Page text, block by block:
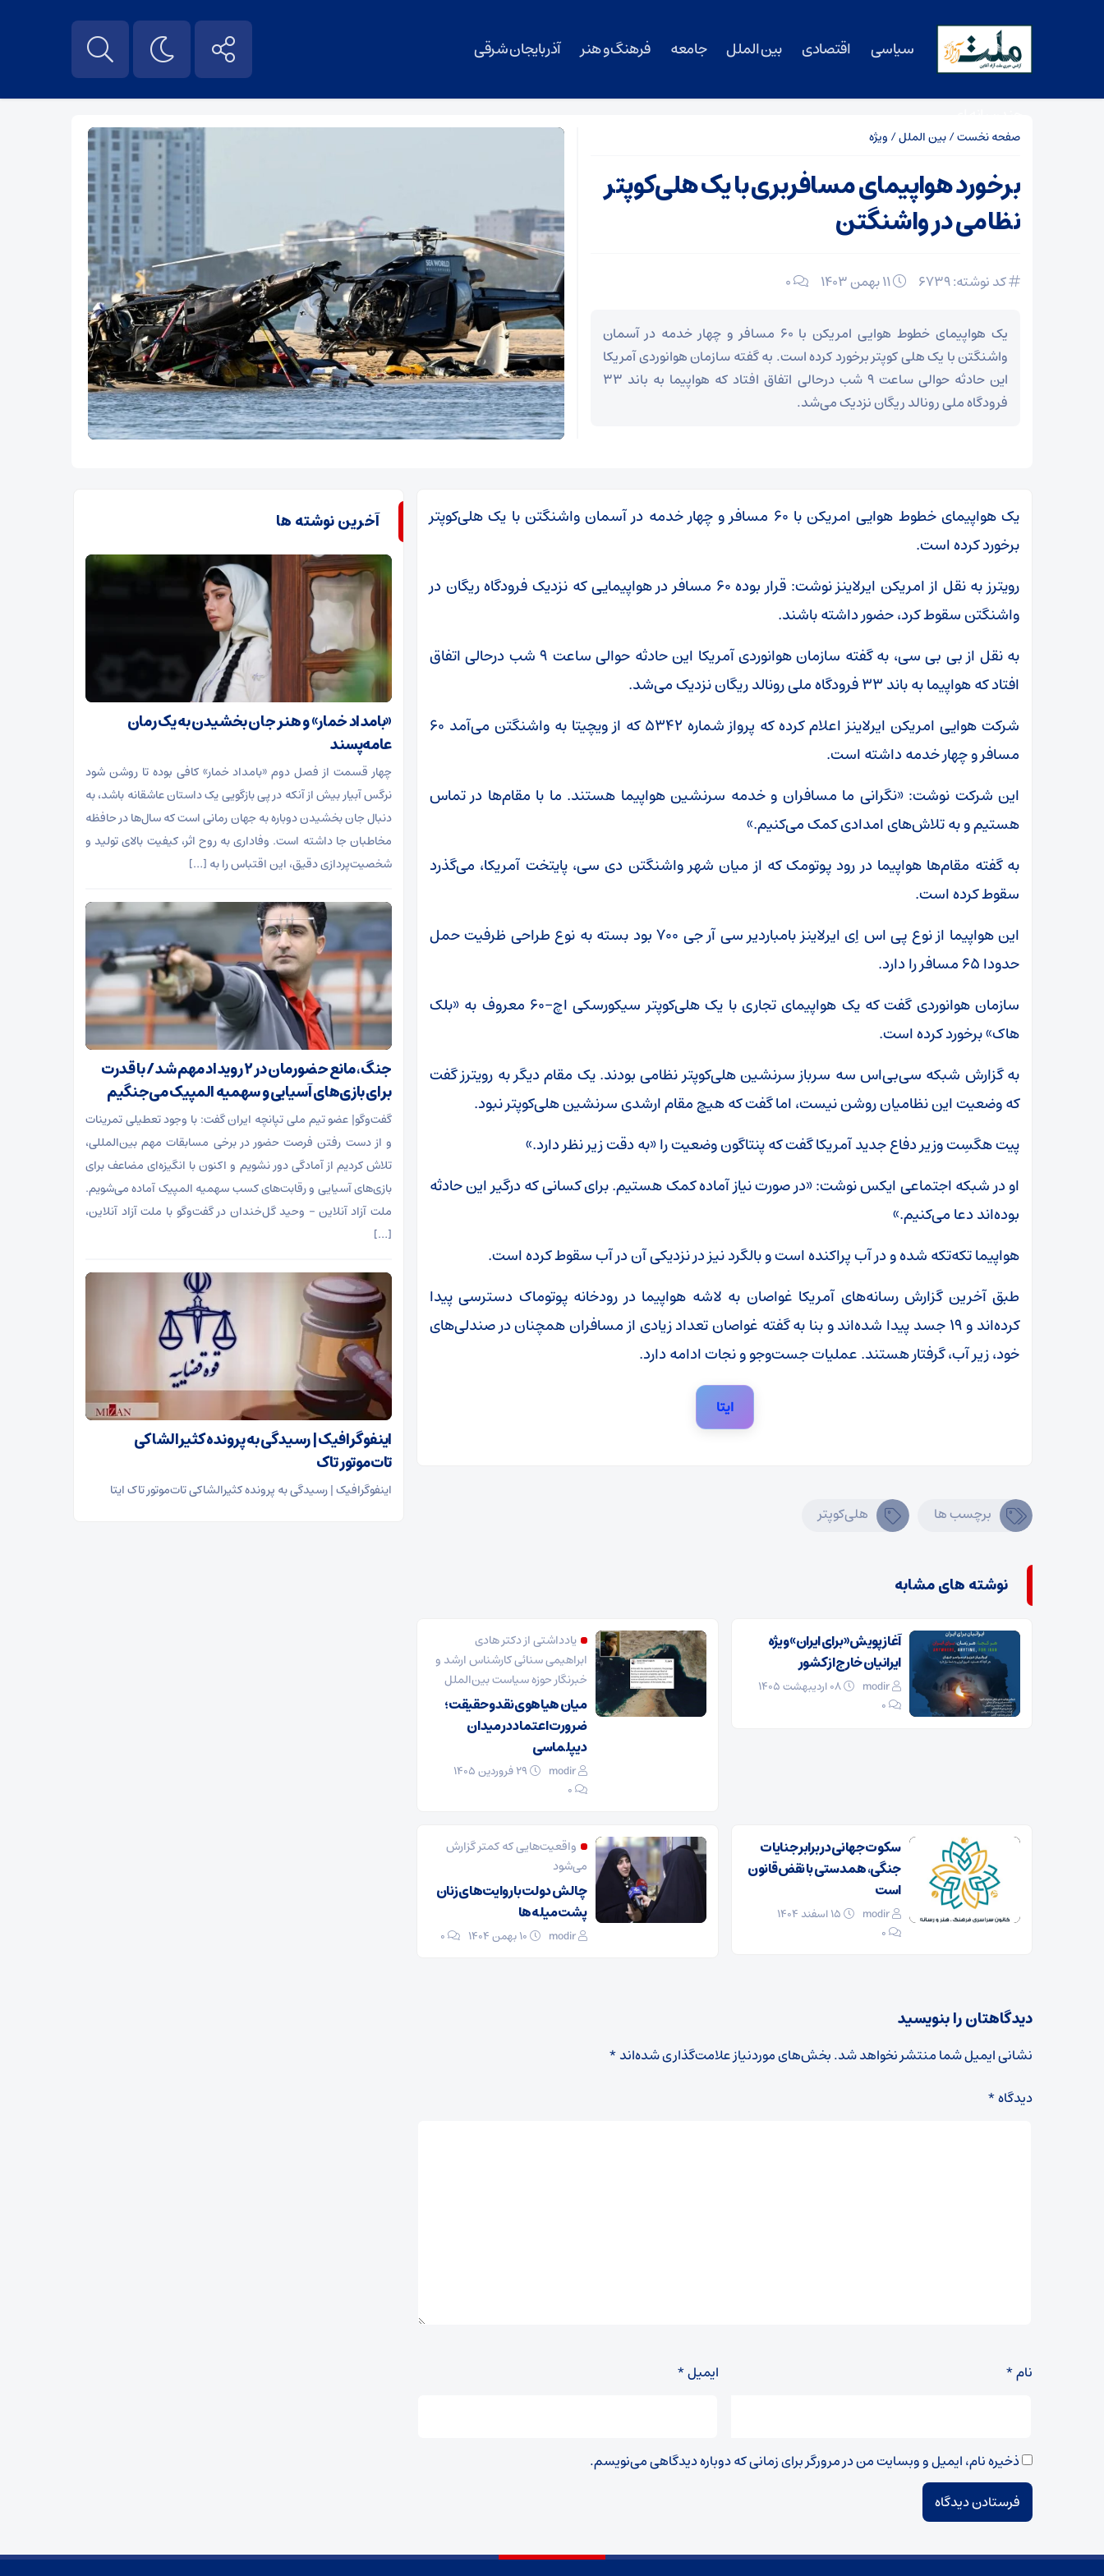
سیاسی اقتصادی بین الملل جامعه فرهنگ و هنر آذربایجان شرقی
صفحه نخست/بین الملل/ ویژه
برخورد هواپیمای مسافربری با یک هلی‌کوپتر
نظامی در واشنگتن
کد نوشته: 6739 0
یک هواپیمای خطوط هوایی امریکن با ۶۰ مسافر و چهار خدمه در آسمان
واشنگتن با یک هلی کوپتر برخورد کرده است. به گفته سازمان هوانوردی آمریکا
این حادثه حوالی ساعت ۹ شب درحالی اتفاق افتاد که هواپیما به باند ۳۳
فرودگاه ملی رونالد ریگان نزدیک می‌شد.
یک هواپیمای خطوط هوایی امریکن با ۶۰ مسافر و چهار خدمه در آسمان واشنگتن با یک هلی‌کوپتر
برخورد کرده است.
رویترز به نقل از امریکن ایرلاینز نوشت: قرار بوده ۶۰ مسافر در هواپیمایی که نزدیک فرودگاه ریگان در
واشنگتن سقوط کرد، حضور داشته باشند.
به نقل از بی بی سی، به گفته سازمان هوانوردی آمریکا این حادثه حوالی ساعت ۹ شب درحالی اتفاق
افتاد که هواپیما به باند ۳۳ فرودگاه ملی رونالد ریگان نزدیک می‌شد.
شرکت هوایی امریکن ایرلاینز اعلام کرده که پرواز شماره ۵۳۴۲ که از ویچیتا به واشنگتن می‌آمد ۶۰
مسافر و چهار خدمه داشته است.
این شرکت نوشت: «نگرانی ما مسافران و خدمه سرنشین هواپیما هستند. ما با مقام‌ها در تماس
هستیم و به تلاش‌های امدادی کمک می‌کنیم.»
به گفته مقام‌ها هواپیما در رود پوتومک که از میان شهر واشنگتن دی سی، پایتخت آمریکا، می‌گذرد
سقوط کرده است.
این هواپیما از نوع پی اس اِی ایرلاینز بامباردیر سی آر جی ۷۰۰ بود بسته به نوع طراحی ظرفیت حمل
حدودا ۶۵ مسافر را دارد.
سازمان هوانوردی گفت که یک هواپیمای تجاری با یک هلی‌کوپتر سیکورسکی اچ-۶۰ معروف به «بلک
هاک» برخورد کرده است.
به گزارش شبکه سی‌بی‌اس سه سرباز سرنشین هلی‌کوپتر نظامی بودند. یک مقام دیگر به رویترز گفت
که وضعیت این نظامیان روشن نیست، اما گفت که هیچ مقام ارشدی سرنشین هلی‌کوپتر نبود.
پیت هگسِت وزیر دفاع جدید آمریکا گفت که پنتاگون وضعیت را «به دقت زیر نظر دارد.»
او در شبکه اجتماعی ایکس نوشت: «در صورت نیاز آماده کمک هستیم. برای کسانی که درگیر این حادثه
بوده‌اند دعا می‌کنیم.»
هواپیما تکه‌تکه شده و در آب پراکنده است و بالگرد نیز در نزدیکی آن در آب سقوط کرده است.
طبق آخرین گزارش رسانه‌های آمریکا غواصان به لاشه هواپیما در رودخانه پوتوماک دسترسی پیدا
کرده‌اند و ۱۹ جسد پیدا شده‌اند و بنا به گفته غواصان تعداد زیادی از مسافران همچنان در صندلی‌های
خود، زیر آب، گرفتار هستند. عملیات جست‌و‌جو و نجات ادامه دارد.
ایتا
برچسب ها هلی‌کوپتر
نوشته های مشابه
آغاز پویش «برای ایران» ویژه
ایرانیان خارج از کشور
modir
0
یادداشتی از دکتر هادی
ابراهیمی سنائی کارشناس ارشد و
خبرنگار حوزه سیاست بین‌الملل
میان هیاهوی نقد و حقیقت؛
ضرورت اعتماد در میدان
دیپلماسی
modir
0
سکوت جهانی در برابر جنایات
جنگی، همدستی با نقض قانون
است
modir
0
واقعیت‌هایی که کمتر گزارش
می‌شود
چالش دولت با روایت‌های زنان
پشت میله‌ها
modir
0
دیدگاهتان را بنویسید
نشانی ایمیل شما منتشر نخواهد شد.بخش‌های موردنیاز علامت‌گذاری شده‌اند*
دیدگاه*
نام* ایمیل*
ذخیره نام، ایمیل و وبسایت من در مرورگر برای زمانی که دوباره دیدگاهی می‌نویسم.
آخرین نوشته ها
«بامداد خمار» و هنر جان بخشیدن به یک رمان
عامه‌پسند
چهار قسمت از فصل دوم «بامداد خمار» کافی بوده تا روشن شود
نرگس آبیار بیش از آنکه در پی بازگویی یک داستان عاشقانه باشد، به
دنبال جان بخشیدن دوباره به جهان رمانی است که سال‌ها در حافظه
مخاطبان جا داشته است. وفاداری به روح اثر، کیفیت بالای تولید و
شخصیت‌پردازی دقیق، این اقتباس را به […]
جنگ، مانع حضورمان در ۲ رویداد مهم شد/ با قدرت
برای بازی‌های آسیایی و سهمیه المپیک می‌جنگیم
گفت‌و‌گو| عضو تیم ملی تپانچه ایران گفت: با وجود تعطیلی تمرینات
و از دست رفتن فرصت حضور در برخی مسابقات مهم بین‌المللی،
تلاش کردیم از آمادگی دور نشویم و اکنون با انگیزه‌ای مضاعف برای
بازی‌های آسیایی و رقابت‌های کسب سهمیه المپیک آماده می‌شویم.
ملت آزاد آنلاین – وحید گل‌خندان در گفت‌و‌گو با ملت آزاد آنلاین،
[…]
اینفوگرافیک | رسیدگی به پرونده کثیرالشاکی
تات‌موتور تاک
اینفوگرافیک | رسیدگی به پرونده کثیرالشاکی تات‌موتور تاک ایتا